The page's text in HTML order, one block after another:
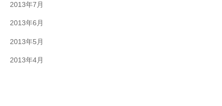
2013年7月
2013年6月
2013年5月
2013年4月